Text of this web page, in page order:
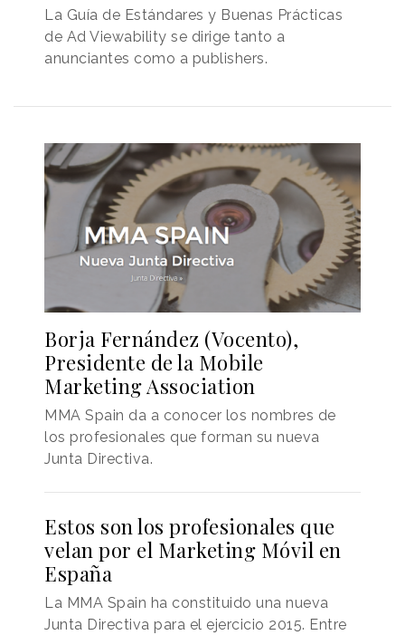
La Guía de Estándares y Buenas Prácticas
de Ad Viewability se dirige tanto a
anunciantes como a publishers.
Borja Fernández (Vocento),
Presidente de la Mobile
Marketing Association
MMA Spain da a conocer los nombres de
los profesionales que forman su nueva
Junta Directiva.
Estos son los profesionales que
velan por el Marketing Móvil en
España
La MMA Spain ha constituido una nueva
Junta Directiva para el ejercicio 2015. Entre